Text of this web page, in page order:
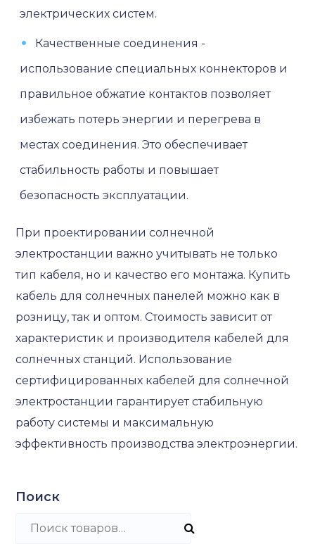
электрических систем.
Качественные соединения -
использование специальных коннекторов и
правильное обжатие контактов позволяет
избежать потерь энергии и перегрева в
местах соединения. Это обеспечивает
стабильность работы и повышает
безопасность эксплуатации.
При проектировании солнечной
электростанции важно учитывать не только
тип кабеля, но и качество его монтажа. Купить
кабель для солнечных панелей можно как в
розницу, так и оптом. Стоимость зависит от
характеристик и производителя кабелей для
солнечных станций. Использование
сертифицированных кабелей для солнечной
электростанции гарантирует стабильную
работу системы и максимальную
эффективность производства электроэнергии.
Поиск
Искать: